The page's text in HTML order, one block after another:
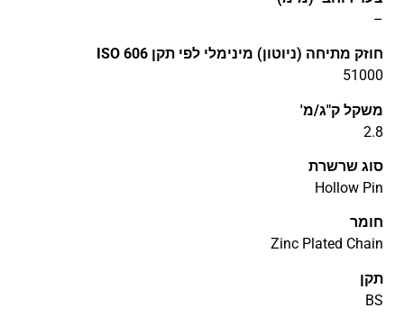
–
חוזק מתיחה (ניוטון) מינימלי לפי תקן ISO 606
51000
משקל ק"ג/מ'
2.8
סוג שרשרת
Hollow Pin
חומר
Zinc Plated Chain
תקן
BS